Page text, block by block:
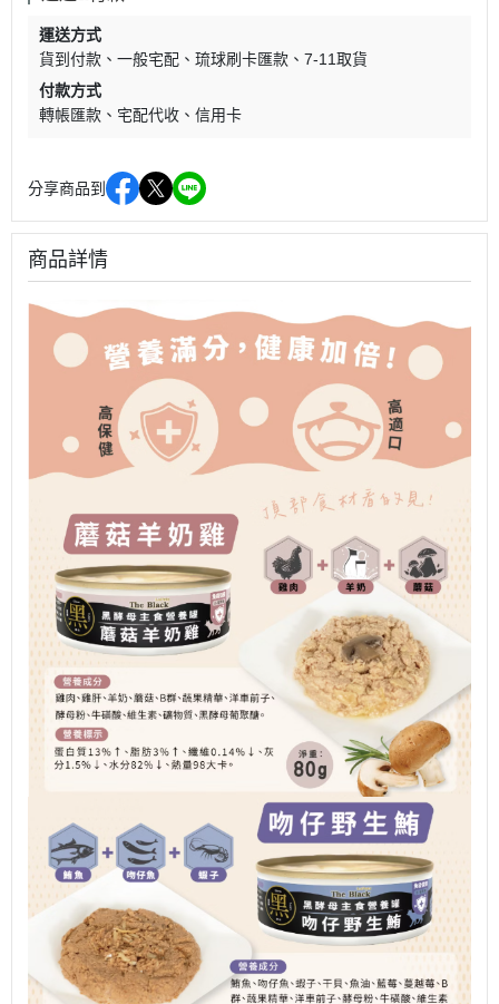
運送方式
貨到付款
一般宅配 琉球刷卡匯款
7-11取貨
付款方式
轉帳匯款
宅配代收 信用卡
分享商品到
商品詳情